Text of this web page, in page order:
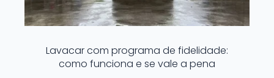
Lavacar com programa de fidelidade:
como funciona e se vale a pena